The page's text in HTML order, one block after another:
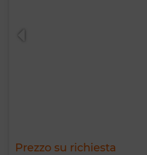
Prezzo su richiesta